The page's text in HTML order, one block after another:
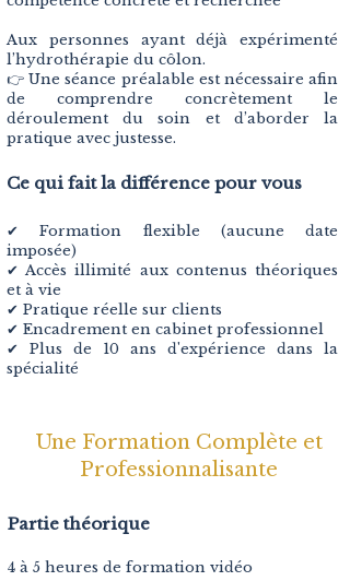
​Aux personnes ayant déjà expérimenté
l’hydrothérapie du côlon.
👉 Une séance préalable est nécessaire afin
de comprendre concrètement le
déroulement du soin et d’aborder la
pratique avec justesse.
Ce qui fait la différence pour vous
✔ Formation flexible (aucune date
imposée)
✔ Accès illimité aux contenus théoriques
et à vie
✔ Pratique réelle sur clients
✔ Encadrement en cabinet professionnel
✔ Plus de 10 ans d'expérience dans la
spécialité
Une Formation Complète et
Professionnalisante
Partie théorique
4 à 5 heures de formation vidéo